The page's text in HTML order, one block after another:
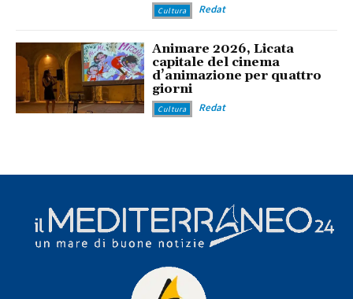
Cultura Redat
Animare 2026, Licata
capitale del cinema
d’animazione per quattro
giorni
Cultura Redat